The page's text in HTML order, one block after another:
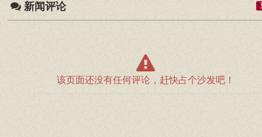
新闻评论
该页面还没有任何评论，赶快占个沙发吧！